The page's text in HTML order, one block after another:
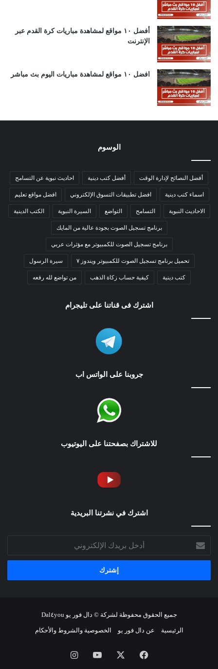
أفضل ١٠ مواقع لمشاهدة مباريات كرة القدم عبر
الإنترنت
افضل ١٠ مواقع لمشاهدة مباريات اليوم بث مباشر
الوسوم
أفضل النصائح لإدارة الوقت أفضل كتب دينية احاديث نبوية عن التسامح
اسماء كتب دينية افضل تطبيقات التسوق الإلكتروني افضل مواقع تعليم
الاحاديث النبوية التسامح التواضع السيرة النبوية الكتب الدينية
برنامج تسجيل الصوت بجودة عالية من المايك
برنامج تسجيل الصوت للكمبيوتر مع مؤثرات عربي
تحميل برنامج تسجيل الصوت للكمبيوتر ويندوز ٧ سيرة الرسول
كتب دينية كيفية حساب زكاة الذهب من تواضع لله رفعه
اشترك فى قناتنا على تليجرام
جروبنا على الواتس اب
للاشتراك بصفحتنا على اليوتيوب
اشترك في نشرتنا البريدية
أدخل
بريدك
الإلكتروني
جميع الحقوق محفوظة لشركة © دال فور يو Dal٤you
الرئيسية عن دال فور يو الخصوصية والشروط والأحكام
فيسبوك ‫YouTube